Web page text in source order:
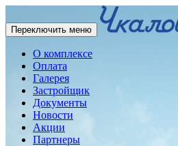
Переключить меню
О комплексе
Оплата
Галерея
Застройщик
Документы
Новости
Акции
Партнеры